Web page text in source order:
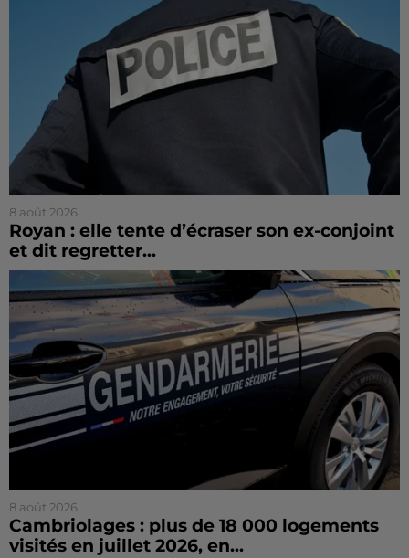
8 août 2026
Royan : elle tente d’écraser son ex-conjoint
et dit regretter...
8 août 2026
Cambriolages : plus de 18 000 logements
visités en juillet 2026, en...